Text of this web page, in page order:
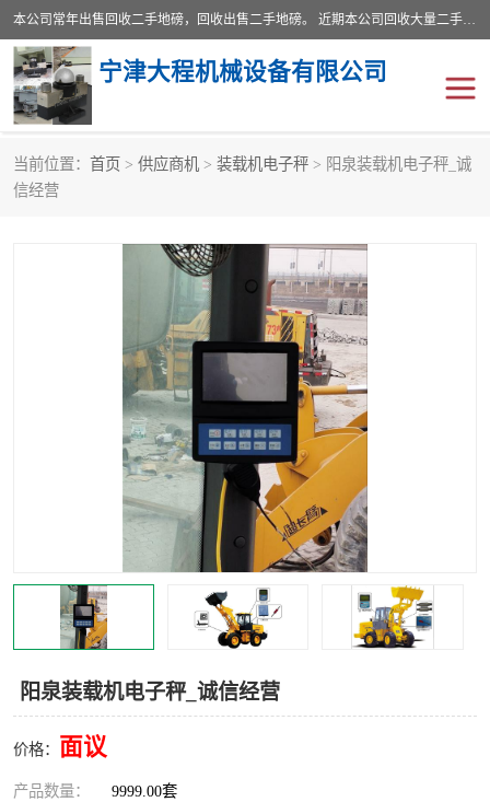
本公司常年出售回收二手地磅，回收出售二手地磅。 近期本公司回收大量二手地磅，型号齐全，宽度从2米到3.5米，长度5米到25米，承重吨位从10到200吨，成色7—9成新。 ? 使用年限6个月至2年，产品来源于个人闲置品，工矿企业停用品，因小换大而来。 精准度和新的一样， 二手地磅是内行人的选择，打个电话就省钱朋友您好等什么
宁津大程机械设备有限公司
当前位置： 首页 > 供应商机 > 装载机电子秤 > 阳泉装载机电子秤_诚
信经营
阳泉装载机电子秤_诚信经营
价格： 面议
产品数量： 9999.00套
地磅
废纸打包机
食品烘干机
装载机电子秤 输送机
半自动输送机 全自动输送机
食品螺旋塔
木材撕碎机
金属撕碎机